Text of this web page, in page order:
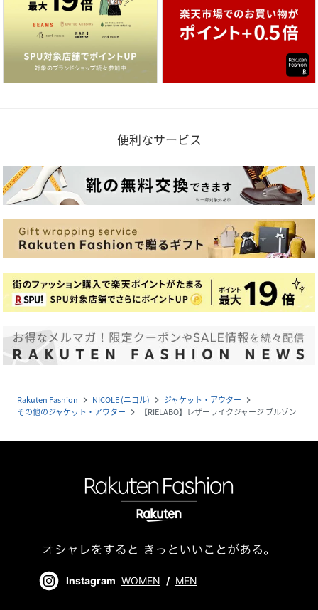
便利なサービス
Rakuten Fashion navigate_next NICOLE (ニコル) navigate_next ジャケット・アウター navigate_next
その他のジャケット・アウター navigate_next 【RIELABO】レザーライクジャージ ブルゾン
Instagram WOMEN / MEN